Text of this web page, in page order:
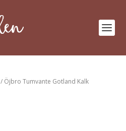
/ Öjbro Tumvante Gotland Kalk